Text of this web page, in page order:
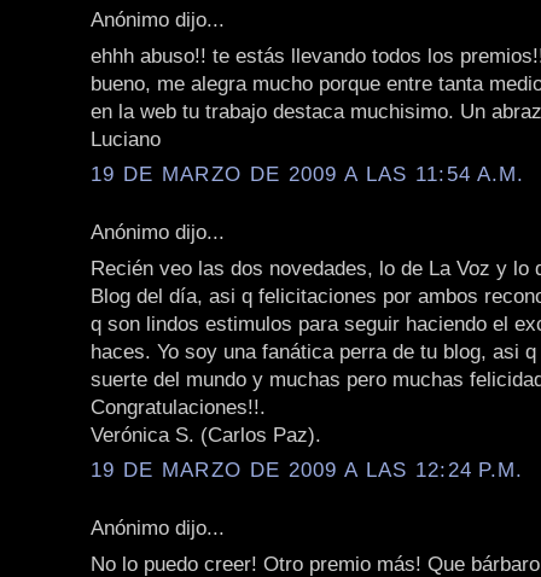
Anónimo dijo...
ehhh abuso!! te estás llevando todos los
bueno, me alegra mucho porque entre tanta
en la web tu trabajo destaca muchisimo. Un
Luciano
19 DE MARZO DE 2009 A LAS 11:54 A.M.
Anónimo dijo...
Recién veo las dos novedades, lo de La Voz y lo
Blog del día, asi q felicitaciones por ambos
q son lindos estimulos para seguir haciendo el
haces. Yo soy una fanática perra de tu blog, asi
suerte del mundo y muchas pero muchas
Congratulaciones!!.
Verónica S. (Carlos Paz).
19 DE MARZO DE 2009 A LAS 12:24 P.M.
Anónimo dijo...
No lo puedo creer! Otro premio más! Que